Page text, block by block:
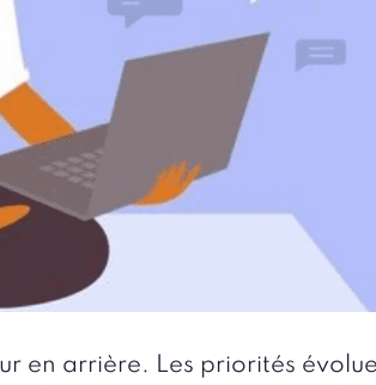
en arrière. Les priorités